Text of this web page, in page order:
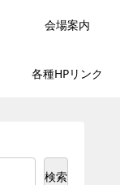
会場案内
各種HPリンク
検索